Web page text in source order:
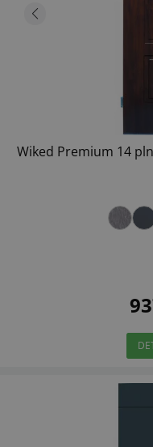
Wiked Premium 14